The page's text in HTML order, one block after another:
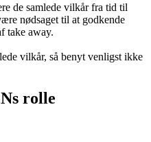
de samlede vilkår fra tid til
nødsaget til at godkende
take away.
vilkår, så benyt venligst ikke
rolle